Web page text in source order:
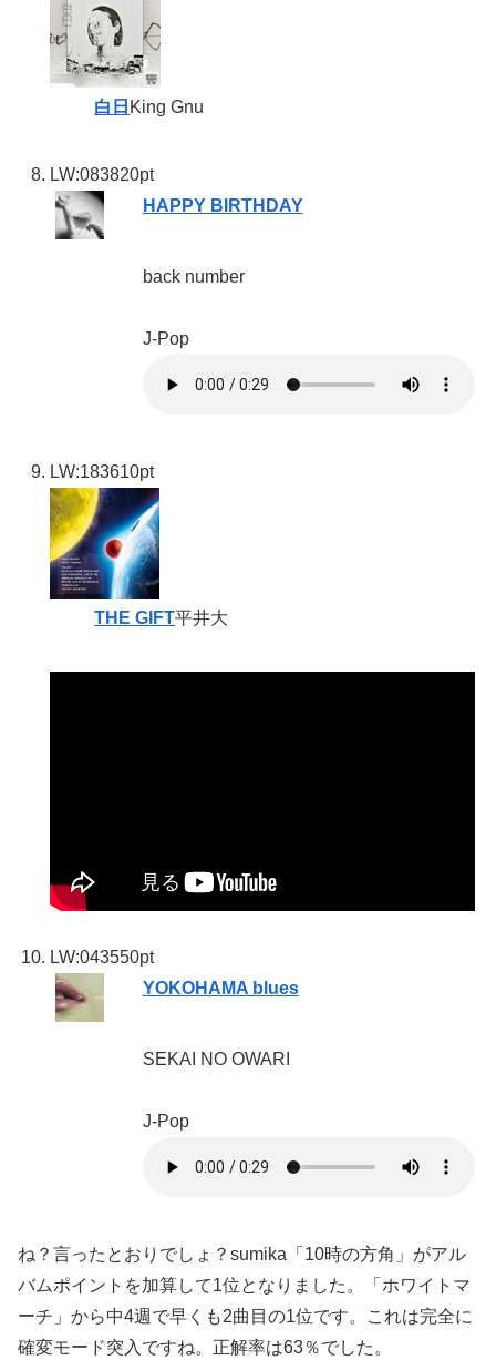
白日 King Gnu
LW:083820pt
HAPPY BIRTHDAY
back number
J-Pop
LW:183610pt
THE GIFT平井大
LW:043550pt
YOKOHAMA blues
SEKAI NO OWARI
J-Pop
ね？言ったとおりでしょ？sumika「10時の方角」がアル
バムポイントを加算して1位となりました。「ホワイトマ
ーチ」から中4週で早くも2曲目の1位です。これは完全に
確変モード突入ですね。正解率は63％でした。